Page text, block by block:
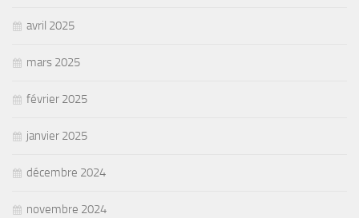
avril 2025
mars 2025
février 2025
janvier 2025
décembre 2024
novembre 2024